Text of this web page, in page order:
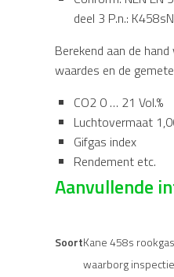
deel 3 P.n.:
Berekend aan de
waardes en de
CO2 0 … 21 Vol.%
Luchtovermaat
Gifgas index
Rendement etc.
Aanvullende
SoortKane 458s
waarborg